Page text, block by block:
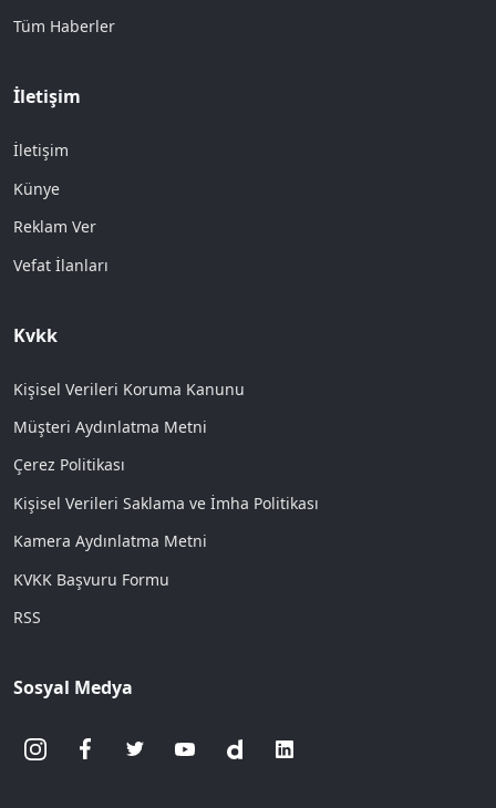
Tüm Haberler
İletişim
İletişim
Künye
Reklam Ver
Vefat İlanları
Kvkk
Kişisel Verileri Koruma Kanunu
Müşteri Aydınlatma Metni
Çerez Politikası
Kişisel Verileri Saklama ve İmha Politikası
Kamera Aydınlatma Metni
KVKK Başvuru Formu
RSS
Sosyal Medya